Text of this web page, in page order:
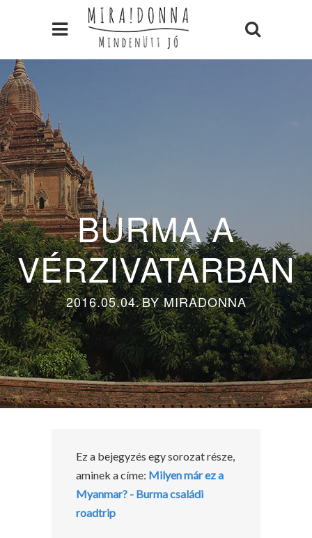
BURMA A
VÉRZIVATARBAN
2016.05.04.BYMIRADONNA
Ez a bejegyzés egy sorozat része,
aminek a címe: Milyen már ez a
Myanmar? - Burma családi
roadtrip